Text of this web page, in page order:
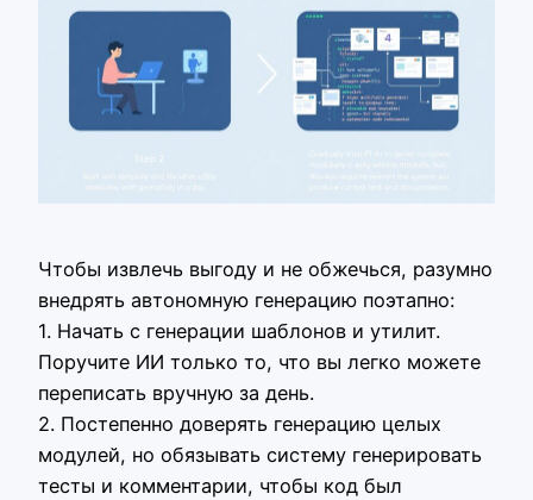
Чтобы извлечь выгоду и не обжечься, разумно
внедрять автономную генерацию поэтапно:
1. Начать с генерации шаблонов и утилит.
Поручите ИИ только то, что вы легко можете
переписать вручную за день.
2. Постепенно доверять генерацию целых
модулей, но обязывать систему генерировать
тесты и комментарии, чтобы код был